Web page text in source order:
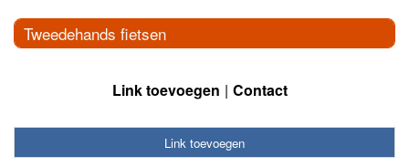
Tweedehands fietsen
Link toevoegen Contact
Link toevoegen